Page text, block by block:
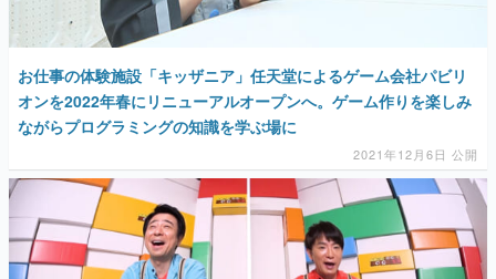
ゲームが変えた日本語
「経験値」「裏技」「ラスボス」… ゲームにまつわる言葉
の起源や用法の変遷を、コンピューター文化史研究家・タ
イニーP氏が徹底調査。
カテゴリ
特集記事
女性向け
お仕事の体験施設「キッザニア」任天堂によるゲーム会社パビリ
オンを2022年春にリニューアルオープンへ。ゲーム作りを楽しみ
ながらプログラミングの知識を学ぶ場に
2021年12月6日 公開